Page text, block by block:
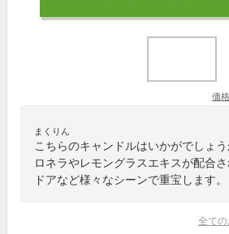
価
まくりん
こちらのキャンドルはいかがでしょ
ロネラやレモングラスエキスが配合
ドアなど様々なシーンで重宝します。
全ての